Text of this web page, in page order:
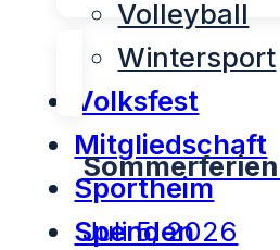
Volleyball
Wintersport
Volksfest
Mitgliedschaft
Sportheim
Spenden
Juli 5, 2026